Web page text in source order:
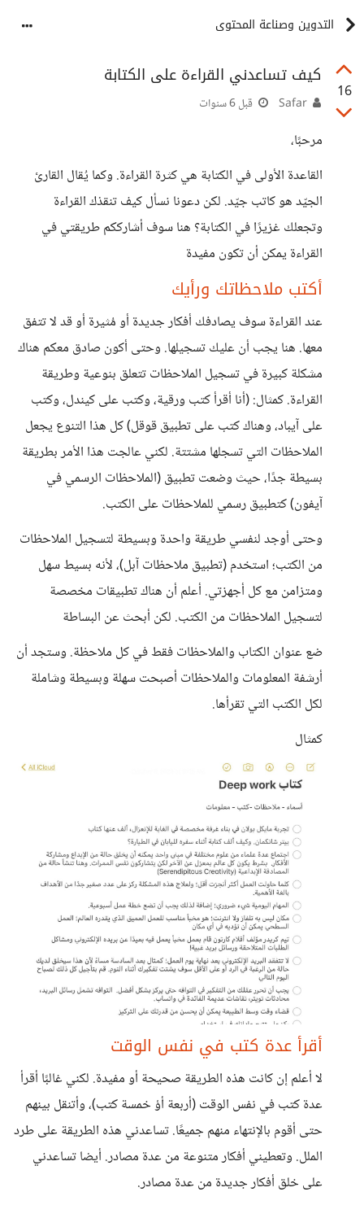
التدوين وصناعة المحتوى
16
كيف تساعدني القراءة على الكتابة
قبل 6 سنوات
مرحبًا،
القاعدة الأولى في الكتابة هي كثرة القراءة. وكما يُقال القارئ
الجيّد هو كاتب جيّد. لكن دعونا نسأل كيف تنقذك القراءة
وتجعلك غزيرًا في الكتابة؟ هنا سوف أشارككم طريقتي في
القراءة يمكن أن تكون مفيدة
أكتب ملاحظاتك ورأيك
عند القراءة سوف يصادفك أفكار جديدة أو مُثيرة أو قد لا تتفق
معها. هنا يجب أن عليك تسجيلها. وحتى أكون صادق معكم هناك
مشكلة كبيرة في تسجيل الملاحظات تتعلق بنوعية وطريقة
القراءة. كمثال: (أنا أقرأ كتب ورقية، وكتب على كيندل، وكتب
على آيباد، وهناك كتب على تطبيق قوقل) كل هذا التنوع يجعل
الملاحظات التي تسجلها مشتتة. لكني عالجت هذا الأمر بطريقة
بسيطة جدًا، حيث وضعت تطبيق (الملاحظات الرسمي في
آيفون) كتطبيق رسمي للملاحظات على الكتب.
وحتى أوجد لنفسي طريقة واحدة وبسيطة لتسجيل الملاحظات
من الكتب؛ استخدم (تطبيق ملاحظات آبل)، لأنه بسيط سهل
ومتزامن مع كل أجهزتي. أعلم أن هناك تطبيقات مخصصة
لتسجيل الملاحظات من الكتب. لكن أبحث عن البساطة
ضع عنوان الكتاب والملاحظات فقط في كل ملاحظة. وستجد أن
أرشفة المعلومات والملاحظات أصبحت سهلة وبسيطة وشاملة
لكل الكتب التي تقرأها.
كمثال
أقرأ عدة كتب في نفس الوقت
لا أعلم إن كانت هذه الطريقة صحيحة أو مفيدة. لكني غالبًا أقرأ
عدة كتب في نفس الوقت (أربعة أؤ خمسة كتب)، وأتنقل بينهم
حتى أقوم بالإنتهاء منهم جميعًا. تساعدني هذه الطريقة على طرد
الملل. وتعطيني أفكار متنوعة من عدة مصادر. أيضا تساعدني
على خلق أفكار جديدة من عدة مصادر.